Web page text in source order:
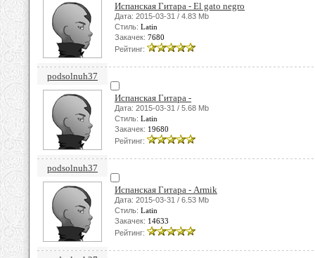
Испанская Гитара - El gato negro
Дата: 2015-03-31 / 4.83 Mb
Стиль: Latin
Закачек: 7680
Рейтинг:
podsolnuh37
Испанская Гитара -
Дата: 2015-03-31 / 5.68 Mb
Стиль: Latin
Закачек: 19680
Рейтинг:
podsolnuh37
Испанская Гитара - Armik
Дата: 2015-03-31 / 6.53 Mb
Стиль: Latin
Закачек: 14633
Рейтинг: